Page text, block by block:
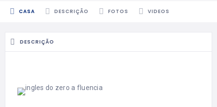
CASA DESCRIÇÃO FOTOS VIDEOS
DESCRIÇÃO